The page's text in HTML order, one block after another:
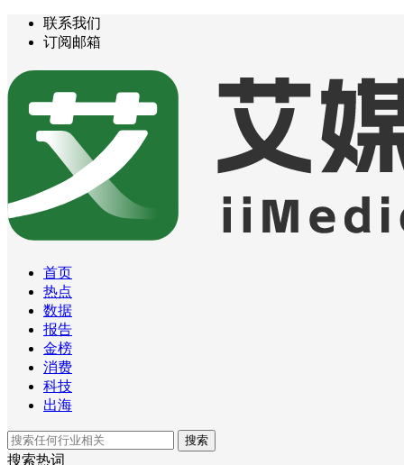
联系我们
订阅邮箱
首页
热点
数据
报告
金榜
消费
科技
出海
搜索
搜索热词